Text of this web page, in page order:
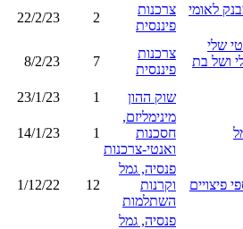
לאומי
צרכנות
פיננסית
2
22/2/23
שלי
ושל בת
צרכנות
פיננסית
7
8/2/23
שוק ההון 1
23/1/23
מינימליזם,
חסכנות
ואנטי-צרכנות
1
14/1/23
פיצויים
פנסיה, גמל
וקרנות
השתלמות
12
1/12/22
פנסיה, גמל